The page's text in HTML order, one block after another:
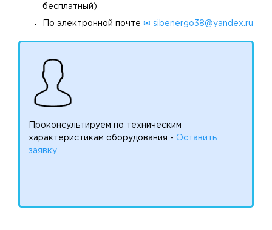
бесплатный)
По электронной почте ✉ sibenergo38@yandex.ru
Проконсультируем по техническим
характеристикам оборудования - Оставить
заявку